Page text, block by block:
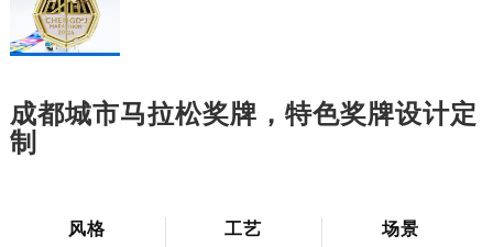
成都城市马拉松奖牌，特色奖牌设计定
制
风格 工艺 场景